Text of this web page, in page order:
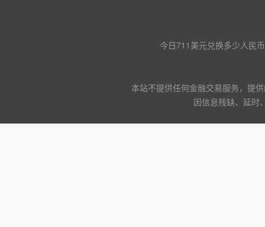
今日711美元兑换多少人民
本站不提供任何金融交易服务，提
因信息残缺、延时